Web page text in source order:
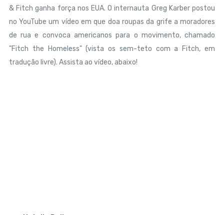
& Fitch ganha força nos EUA.O internauta Greg Karber postou
no YouTube um vídeo em que doa roupas da grife a moradores
de rua e convoca americanos para o movimento, chamado
"Fitch the Homeless" (vista os sem-teto com a Fitch, em
tradução livre). Assista ao vídeo, abaixo!